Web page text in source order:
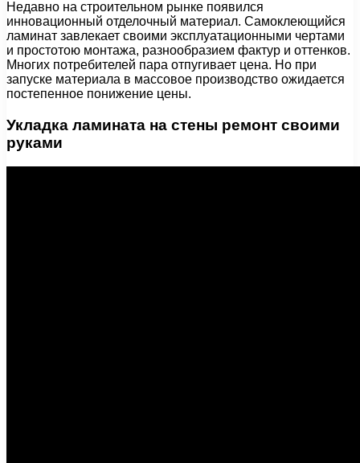
Недавно на строительном рынке появился
инновационный отделочный материал. Самоклеющийся
ламинат завлекает своими эксплуатационными чертами
и простотою монтажа, разнообразием фактур и оттенков.
Многих потребителей пара отпугивает цена. Но при
запуске материала в массовое производство ожидается
постепенное понижение цены.
Укладка ламината на стены ремонт своими
руками